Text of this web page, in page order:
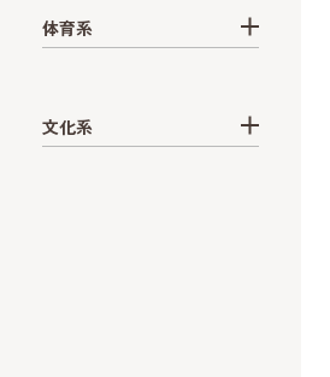
体育系
文化系